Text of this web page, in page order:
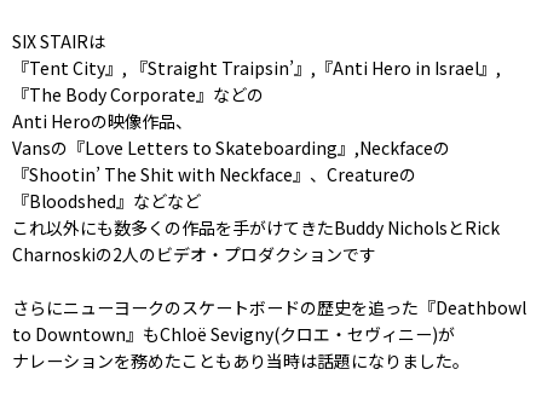
SIX STAIRは
『Tent City』, 『Straight Traipsin’』,『Anti Hero in Israel』,
『The Body Corporate』などの
Anti Heroの映像作品、
Vansの『Love Letters to Skateboarding』,Neckfaceの
『Shootin’ The Shit with Neckface』、Creatureの
『Bloodshed』などなど
これ以外にも数多くの作品を手がけてきたBuddy NicholsとRick
Charnoskiの2人のビデオ・プロダクションです
さらにニューヨークのスケートボードの歴史を追った『Deathbowl
to Downtown』もChloë Sevigny(クロエ・セヴィニー)が
ナレーションを務めたこともあり当時は話題になりました。